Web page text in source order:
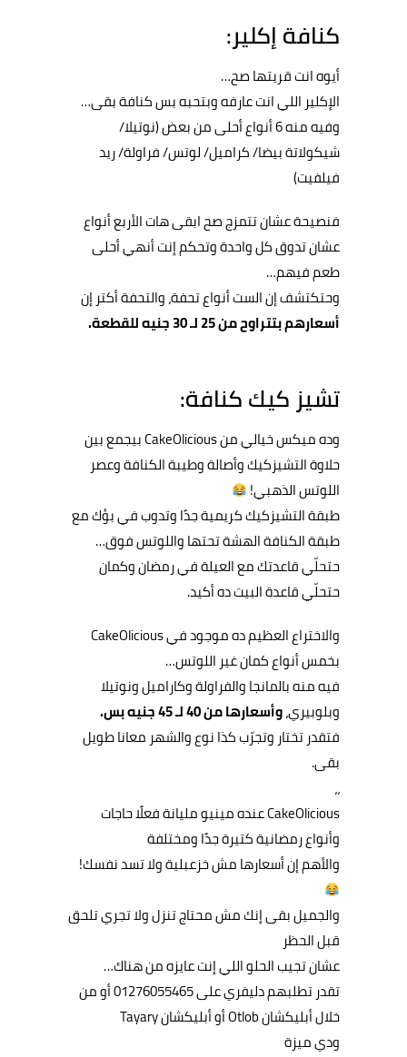
كنافة إكلير:
أيوه انت قريتها صح…
الإكلير اللي انت عارفه وبتحبه بس كنافة بقى…
وفيه منه 6 أنواع أحلى من بعض (نوتيلا/
شيكولاتة بيضا/ كراميل/ لوتس/ فراولة/ ريد
فيلفيت)
فنصيحة عشان تتمزج صح ابقى هات الأربع أنواع
عشان تدوق كل واحدة وتحكم إنت أنهي أحلى
طعم فيهم…
وحتكتشف إن الست أنواع تحفة، والتحفة أكتر إن
أسعارهم بتتراوح من 25 لـ 30 جنيه للقطعة.
تشيز كيك كنافة:
وده ميكس خيالي من CakeOlicious بيجمع بين
حلاوة التشيزكيك وأصالة وطيبة الكنافة وعصر
اللوتس الذهبي!
طبقة التشيزكيك كريمية جدًا وتدوب في بؤك مع
طبقة الكنافة الهشة تحتها واللوتس فوق…
حتحلّي قاعدتك مع العيلة في رمضان وكمان
حتحلّي قاعدة البيت ده أكيد.
والاختراع العظيم ده موجود في CakeOlicious
بخمس أنواع كمان غير اللوتس…
فيه منه بالمانجا والفراولة وكاراميل ونوتيلا
وبلوبيري،وأسعارها من 40 لـ 45 جنيه بس.
فتقدر تختار وتجرّب كذا نوع والشهر معانا طويل
بقى.
،،
CakeOlicious عنده مينيو مليانة فعلًا حاجات
وأنواع رمضانية كتيرة جدًا ومختلفة
والأهم إن أسعارها مش خزعبلية ولا تسد نفسك!
والجميل بقى إنك مش محتاج تنزل ولا تجري تلحق
قبل الحظر
عشان تجيب الحلو اللي إنت عايزه من هناك…
تقدر تطلبهم دليفري على 01276055465 أو من
خلال أبليكشان Otlob أو أبليكشان Tayary
ودي ميزة